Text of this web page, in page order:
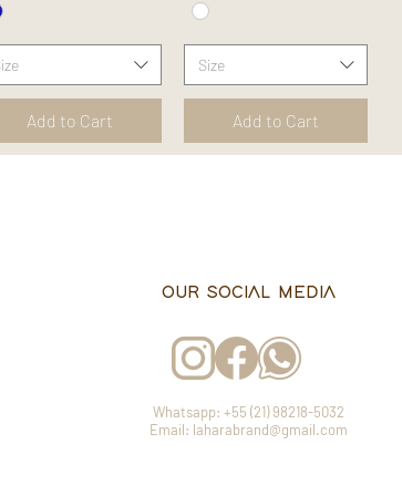
Add to Cart
Size
Add to Cart
OUR SOCIAL MEDIA
Whatsapp: +55 (21) 98218-5032
Email: laharabrand@gmail.com